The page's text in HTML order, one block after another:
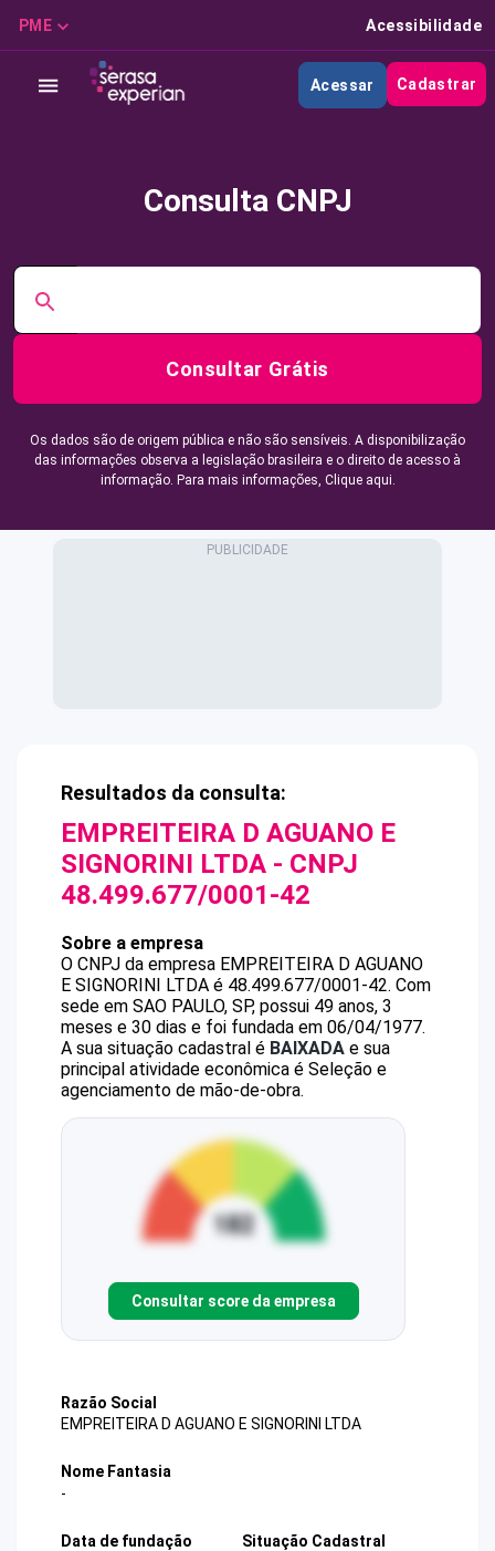
PME Acessibilidade
Acessar Cadastrar
Consulta CNPJ
Consultar Grátis
Os dados são de origem pública e não são sensíveis. A disponibilização
das informações observa a legislação brasileira e o direito de acesso à
informação. Para mais informações, Clique aqui.
Resultados da consulta:
EMPREITEIRA D AGUANO E
SIGNORINI LTDA - CNPJ
48.499.677/0001-42
Sobre a empresa
O CNPJ da empresa EMPREITEIRA D AGUANO
E SIGNORINI LTDA é 48.499.677/0001-42. Com
sede em SAO PAULO, SP, possui 49 anos, 3
meses e 30 dias e foi fundada em 06/04/1977.
A sua situação cadastral é BAIXADA e sua
principal atividade econômica é Seleção e
agenciamento de mão-de-obra.
Consultar score da empresa
Razão Social
EMPREITEIRA D AGUANO E SIGNORINI LTDA
Nome Fantasia
-
Data de fundação
Situação Cadastral